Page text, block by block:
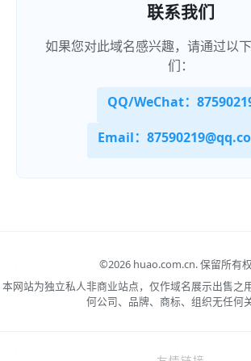
联系我们
如果您对此域名感兴趣，请通过以
们：
QQ/WeChat：
Email：
©2026 huao.com.cn.保留所有
本网站为独立私人非商业站点，仅作域名展示出售之
何公司、品牌、商标、组织无任何